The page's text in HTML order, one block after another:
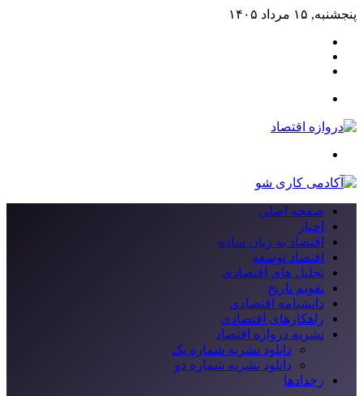
پنجشنبه, ۱۵ مرداد ۱۴۰۵
صفحه اصلی
اخبار
اقتصاد به زبان ساده
اقتصاد توسعه
تحلیل های اقتصادی
تقویم تاریخ
دانشنامه اقتصادی
راهکارهای اقتصادی
نشریه دروازه اقتصاد
دانلود نشریه شماره یک
دانلود نشریه شماره دو
رخدادها